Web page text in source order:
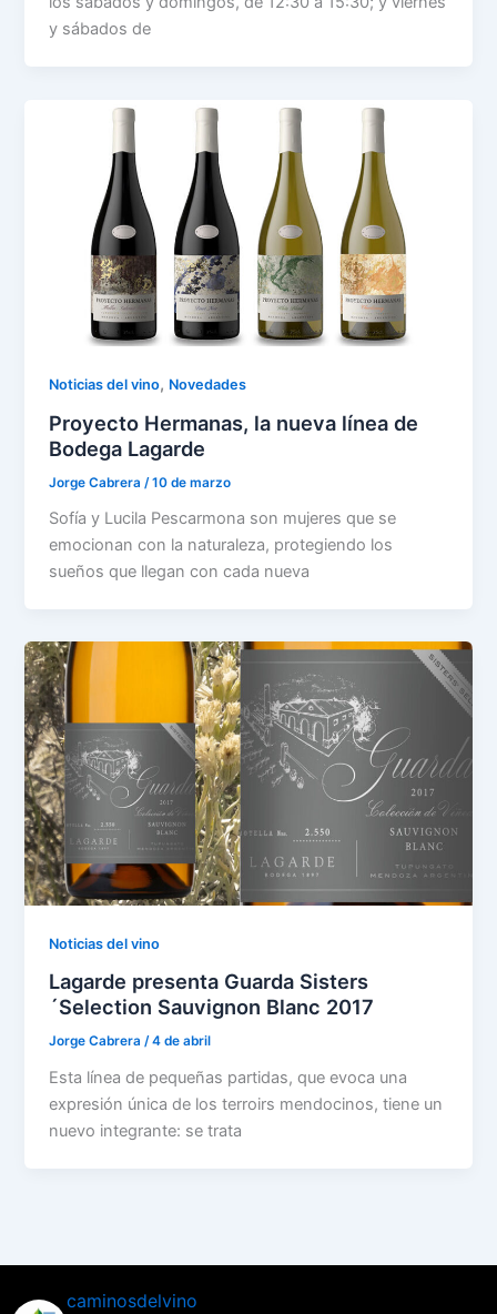
y sábados de
Noticias del vino, Novedades
Proyecto Hermanas, la nueva línea de
Bodega Lagarde
Jorge Cabrera /10 de marzo
Sofía y Lucila Pescarmona son mujeres que se
emocionan con la naturaleza, protegiendo los
sueños que llegan con cada nueva
Noticias del vino
Lagarde presenta Guarda Sisters
´Selection Sauvignon Blanc 2017
Jorge Cabrera/4 de abril
Esta línea de pequeñas partidas, que evoca una
expresión única de los terroirs mendocinos, tiene un
nuevo integrante: se trata
caminosdelvino